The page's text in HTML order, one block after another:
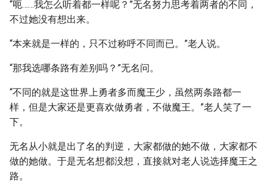
“呃……我怎么听着都一样呢？”无名努力思考着两者的不同，
不过她没有想出来。
“本来就是一样的，只不过称呼不同而已。”老人说。
“那我选哪条路有差别吗？”无名问。
“不同的就是这世界上勇者多而魔王少，虽然两条路都一
样，但是大家还是更喜欢做勇者，不做魔王。”老人笑了一
下。
无名从小就是出了名的判逆，大家都做的她不做，大家都不
做的她做。于是无名想都没想，直接就对老人说选择魔王之
路。